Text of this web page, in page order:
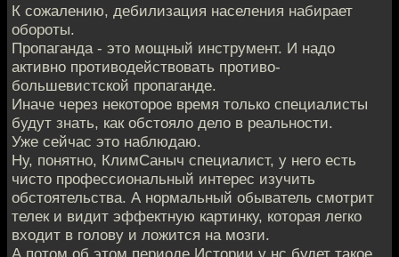
К сожалению, дебилизация населения набирает
обороты.
Пропаганда - это мощный инструмент. И надо
активно противодействовать противо-
большевистской пропаганде.
Иначе через некоторое время только специалисты
будут знать, как обстояло дело в реальности.
Уже сейчас это наблюдаю.
Ну, понятно, КлимСаныч специалист, у него есть
чисто профессиональный интерес изучить
обстоятельства. А нормальный обыватель смотрит
телек и видит эффектную картинку, которая легко
входит в голову и ложится на мозги.
А потом об этом периоде Истории у нс будет такое